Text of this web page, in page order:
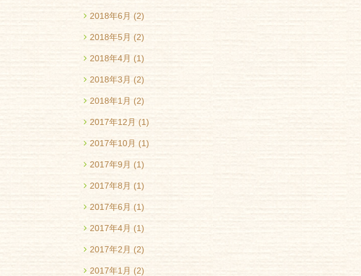
2018年6月 (2)
2018年5月 (2)
2018年4月 (1)
2018年3月 (2)
2018年1月 (2)
2017年12月 (1)
2017年10月 (1)
2017年9月 (1)
2017年8月 (1)
2017年6月 (1)
2017年4月 (1)
2017年2月 (2)
2017年1月 (2)